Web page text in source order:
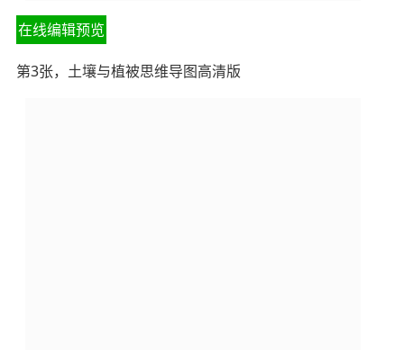
在线编辑预览
第3张，土壤与植被思维导图高清版